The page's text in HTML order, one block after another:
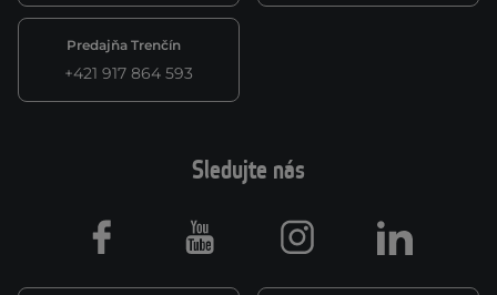
Predajňa Trenčín
+421 917 864 593
Sledujte nás
Facebook Youtube Instagram LinkedIn